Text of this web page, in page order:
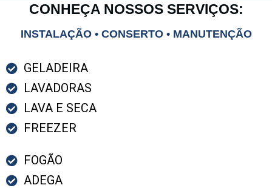
CONHEÇA NOSSOS SERVIÇOS:
INSTALAÇÃO • CONSERTO • MANUTENÇÃO
GELADEIRA
LAVADORAS
LAVA E SECA
FREEZER
FOGÃO
ADEGA